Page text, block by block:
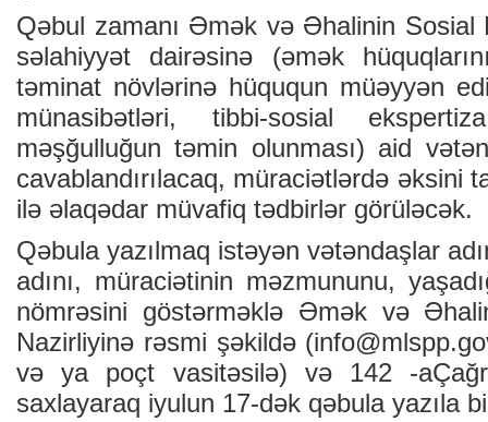
Qəbul zamanı Əmək və Əhalinin Sosial
səlahiyyət dairəsinə (əmək
təminat növlərinə hüququn müəyyən
münasibətləri, tibbi-sosial
məşğulluğun təmin olunması) aid
cavablandırılacaq, müraciətlərdə əksini
ilə əlaqədar müvafiq tədbirlər görüləcək.
Qəbula yazılmaq istəyən vətəndaşlar
adını, müraciətinin məzmununu,
nömrəsini göstərməklə Əmək və
Nazirliyinə rəsmi şəkildə (
və ya poçt vasitəsilə) və 142 -
saxlayaraq iyulun 17-dək qəbula yazıla